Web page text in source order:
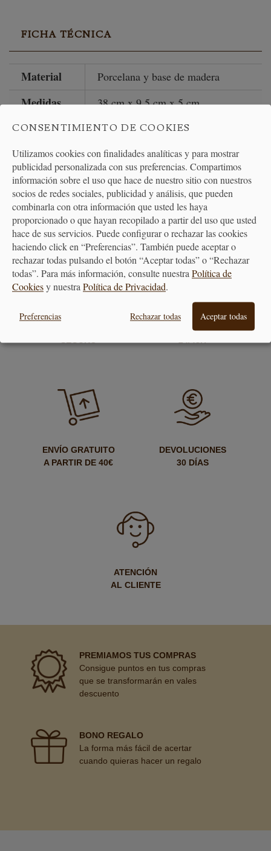
FICHA TÉCNICA
Material Porcelana y base de madera
Medidas 38 cm x 9.5 cm x 5 cm
No apto
Lavavajillas
Color Blanco , azul y base de madera
Limpieza Lavar a mano
Peso 695 g
ENTREGA
ENVÍO GRATUITO
A PARTIR DE 40€
DEVOLUCIONES
30 DÍAS
ATENCIÓN
AL CLIENTE
PREMIAMOS TUS COMPRAS
Consigue puntos en tus compras
que se transformarán en vales
descuento
BONO REGALO
La forma más fácil de acertar
cuando quieras hacer un regalo
CONSENTIMIENTO DE COOKIES
Utilizamos cookies con finalidades analíticas y para mostrar
publicidad personalizada con sus preferencias. Compartimos
información sobre el uso que hace de nuestro sitio con nuestros
socios de redes sociales, publicidad y análisis, que pueden
combinarla con otra información que usted les haya
proporcionado o que hayan recopilado a partir del uso que usted
hace de sus servicios. Puede configurar o rechazar las cookies
haciendo click en “Preferencias”. También puede aceptar o
rechazar todas pulsando el botón “Aceptar todas” o “Rechazar
todas”. Para más información, consulte nuestra Política de
Cookiesy nuestra Política de Privacidad.
Preferencias Rechazar todas Aceptar todas